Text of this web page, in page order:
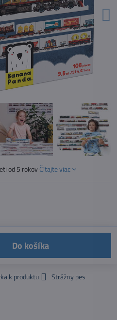
od 5 rokovČítajte viac
Do košíka
k produktu
Strážny pes